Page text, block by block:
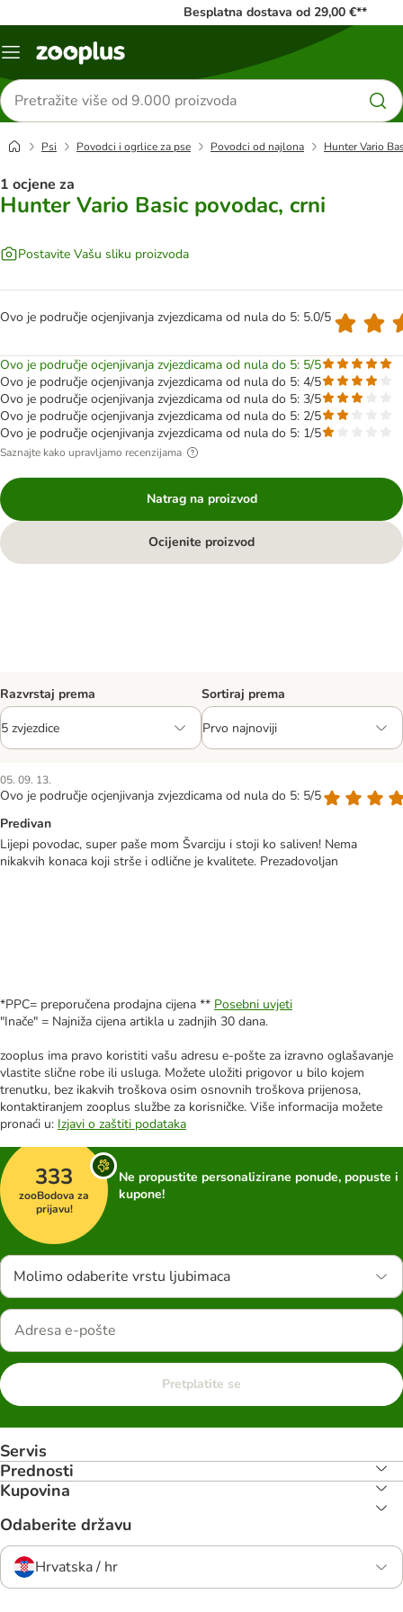
Besplatna dostava od 29,00 €**
Izbornik
Traži
proizvode
Psi Povodci i ogrlice za pse Povodci od najlona Hunter Vario
1 ocjene za
Hunter Vario Basic povodac, crni
Postavite Vašu sliku proizvoda
Ovo je područje ocjenjivanja zvjezdicama od nula do 5: 5.0/5
Ovo je područje ocjenjivanja zvjezdicama od nula do 5: 5/5
Ovo je područje ocjenjivanja zvjezdicama od nula do 5: 4/5
Ovo je područje ocjenjivanja zvjezdicama od nula do 5: 3/5
Ovo je područje ocjenjivanja zvjezdicama od nula do 5: 2/5
Ovo je područje ocjenjivanja zvjezdicama od nula do 5: 1/5
Saznajte kako upravljamo recenzijama
Natrag na proizvod
Ocijenite proizvod
Razvrstaj prema Sortiraj prema
05. 09. 13.
Ovo je područje ocjenjivanja zvjezdicama od nula do 5: 5/5
Predivan
Lijepi povodac, super paše mom Švarciju i stoji ko saliven! Nema
nikakvih konaca koji strše i odlične je kvalitete. Prezadovoljan
*PPC= preporučena prodajna cijena ** Posebni uvjeti
"Inače" = Najniža cijena artikla u zadnjih 30 dana.
zooplus ima pravo koristiti vašu adresu e-pošte za izravno oglašavanje
vlastite slične robe ili usluga. Možete uložiti prigovor u bilo kojem
trenutku, bez ikakvih troškova osim osnovnih troškova prijenosa,
kontaktiranjem zooplus službe za korisničke. Više informacija možete
pronaći u: Izjavi o zaštiti podataka
333
zooBodova za
prijavu!
Ne propustite personalizirane ponude, popuste i
kupone!
Molimo odaberite vrstu ljubimaca
Pretplatite se
Servis
Prednosti
Kupovina
Odaberite državu
Hrvatska / hr